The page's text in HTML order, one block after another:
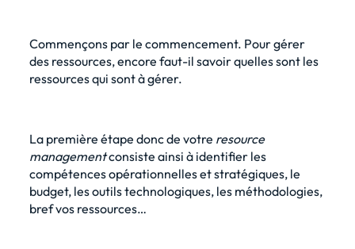
Commençons par le commencement. Pour gérer
des ressources, encore faut-il savoir quelles sont les
ressources qui sont à gérer.
La première étape donc de votre resource
managementconsiste ainsi à identifier les
compétences opérationnelles et stratégiques, le
budget, les outils technologiques, les méthodologies,
bref vos ressources…